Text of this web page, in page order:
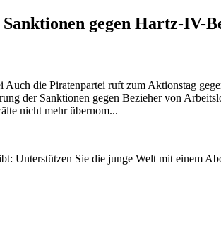
gegen Hartz-IV-
Auch die Piratenpartei ruft zum Aktionstag
der Sanktionen gegen Bezieher von
nicht mehr übernom...
Unterstützen Sie die junge Welt mit einem